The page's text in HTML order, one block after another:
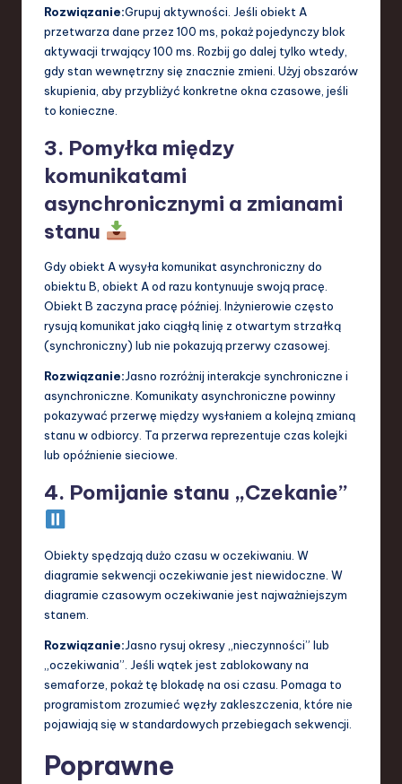
Rozwiązanie:Grupuj aktywności. Jeśli obiekt A
przetwarza dane przez 100 ms, pokaż pojedynczy blok
aktywacji trwający 100 ms. Rozbij go dalej tylko wtedy,
gdy stan wewnętrzny się znacznie zmieni. Użyj obszarów
skupienia, aby przybliżyć konkretne okna czasowe, jeśli
to konieczne.
3. Pomyłka między
komunikatami
asynchronicznymi a zmianami
stanu
Gdy obiekt A wysyła komunikat asynchroniczny do
obiektu B, obiekt A od razu kontynuuje swoją pracę.
Obiekt B zaczyna pracę później. Inżynierowie często
rysują komunikat jako ciągłą linię z otwartym strzałką
(synchroniczny) lub nie pokazują przerwy czasowej.
Rozwiązanie:Jasno rozróżnij interakcje synchroniczne i
asynchroniczne. Komunikaty asynchroniczne powinny
pokazywać przerwę między wysłaniem a kolejną zmianą
stanu w odbiorcy. Ta przerwa reprezentuje czas kolejki
lub opóźnienie sieciowe.
4. Pomijanie stanu „Czekanie”
Obiekty spędzają dużo czasu w oczekiwaniu. W
diagramie sekwencji oczekiwanie jest niewidoczne. W
diagramie czasowym oczekiwanie jest najważniejszym
stanem.
Rozwiązanie:Jasno rysuj okresy „nieczynności” lub
„oczekiwania”. Jeśli wątek jest zablokowany na
semaforze, pokaż tę blokadę na osi czasu. Pomaga to
programistom zrozumieć węzły zakleszczenia, które nie
pojawiają się w standardowych przebiegach sekwencji.
Poprawne